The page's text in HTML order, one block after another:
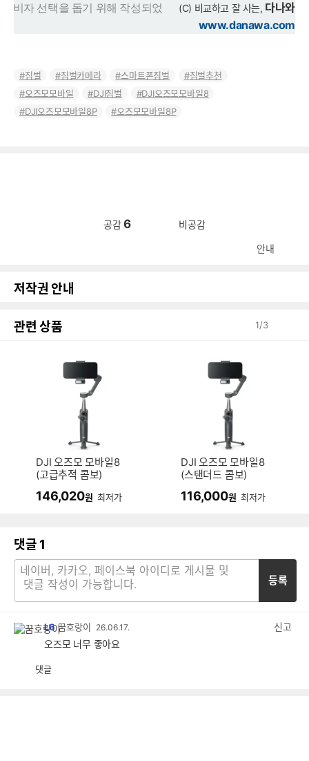
비자 선택을 돕기 위해 작성되었 (C) 비교하고 잘 사는, 다나와
www.danawa.com
짐벌 짐벌카메라 스마트폰짐벌
짐벌추천
오즈모모바일
DJI짐벌
DJI오즈모모바일8
DJI오즈모모바일8P
오즈모모바일8P
공감6 비공감
안내
저작권 안내
관련 상품 1/3
DJI 오즈모 모바일8
(고급추적 콤보)
146,020원 최저가
DJI 오즈모 모바일8
(스탠더드 콤보)
116,000원 최저가
댓글 1
등록
L6 꿈호랑이 26.06.17.
신고
오즈모 너무 좋아요
댓글